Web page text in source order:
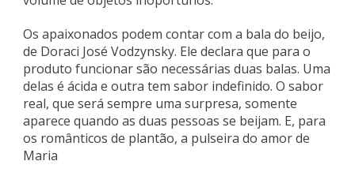
Os apaixonados podem contar com a bala do beijo,
de Doraci José Vodzynsky. Ele declara que para o
produto funcionar são necessárias duas balas. Uma
delas é ácida e outra tem sabor indefinido. O sabor
real, que será sempre uma surpresa, somente
aparece quando as duas pessoas se beijam. E, para
os românticos de plantão, a pulseira do amor de
Maria